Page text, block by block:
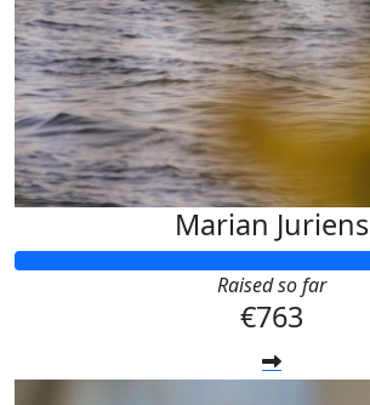
Marian Juriens
Raised so far
€763